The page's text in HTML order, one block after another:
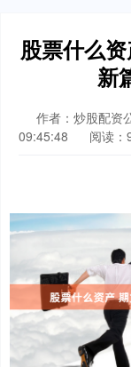
股票什么
新
作者：炒股配资
09:45:48
阅读：